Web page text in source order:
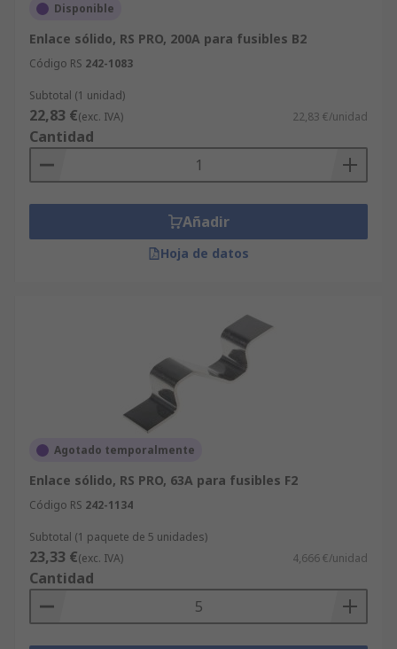
Disponible
Enlace sólido, RS PRO, 200A para fusibles B2
Código RS 242-1083
Subtotal (1 unidad)
22,83 €(exc. IVA) 22,83 €/unidad
Cantidad
Añadir
Hoja de datos
Agotado temporalmente
Enlace sólido, RS PRO, 63A para fusibles F2
Código RS 242-1134
Subtotal (1 paquete de 5 unidades)
23,33 €(exc. IVA) 4,666 €/unidad
Cantidad